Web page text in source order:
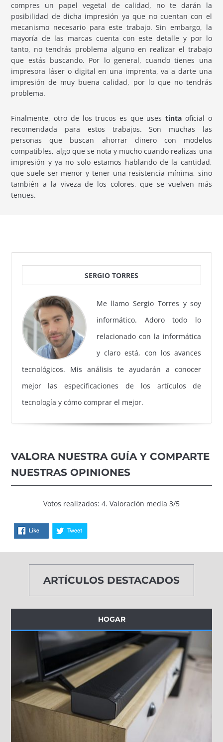
compres un papel vegetal de calidad, no te darán la
posibilidad de dicha impresión ya que no cuentan con el
mecanismo necesario para este trabajo. Sin embargo, la
mayoría de las marcas cuenta con este detalle y por lo
tanto, no tendrás problema alguno en realizar el trabajo
que estás buscando. Por lo general, cuando tienes una
impresora láser o digital en una imprenta, va a darte una
impresión de muy buena calidad, por lo que no tendrás
problema.
Finalmente, otro de los trucos es que usestinta oficial o
recomendada para estos trabajos. Son muchas las
personas que buscan ahorrar dinero con modelos
compatibles, algo que se nota y mucho cuando realizas una
impresión y ya no solo estamos hablando de la cantidad,
que suele ser menor y tener una resistencia mínima, sino
también a la viveza de los colores, que se vuelven más
tenues.
SERGIO TORRES
Me llamo Sergio Torres y soy
informático. Adoro todo lo
relacionado con la informática
y claro está, con los avances
tecnológicos. Mis análisis te ayudarán a conocer
mejor las especificaciones de los artículos de
tecnología y cómo comprar el mejor.
VALORA NUESTRA GUÍA Y COMPARTE
NUESTRAS OPINIONES
Votos realizados: 4. Valoración media 3/5
ARTÍCULOS DESTACADOS
HOGAR